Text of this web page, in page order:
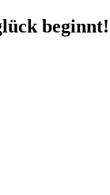
beginnt!